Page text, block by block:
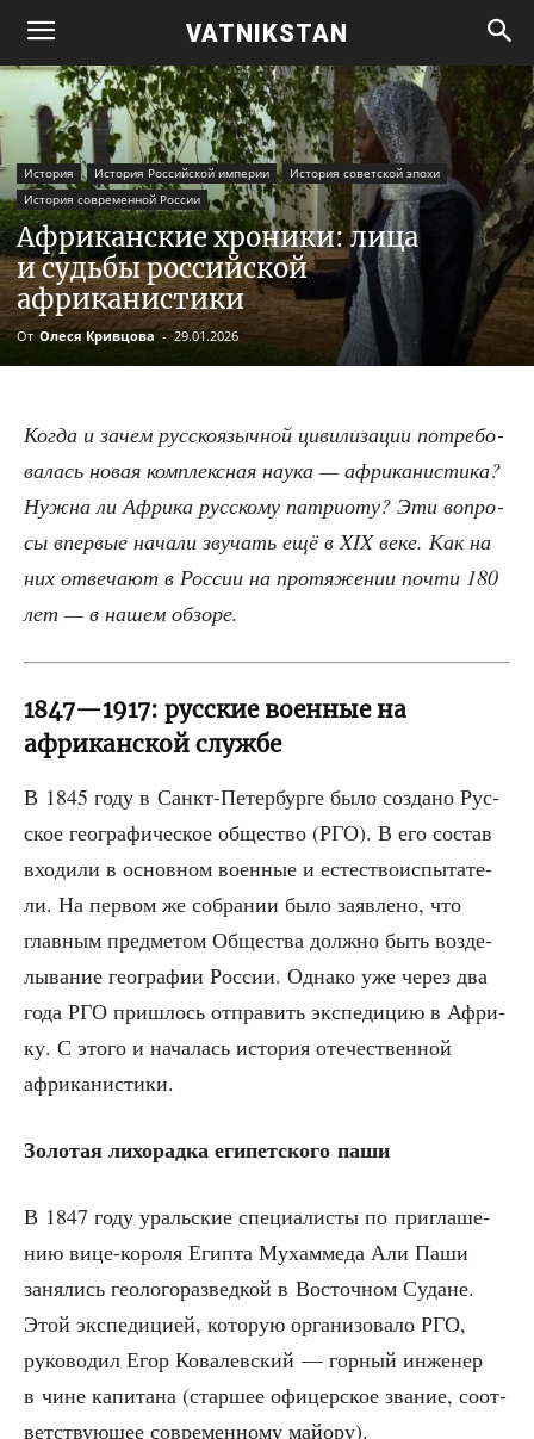
VATNIKSTAN
История История Российской империи
История советской эпохи
История современной России
Африканские хроники: лица
и судьбы российской
африканистики
От Олеся Кривцова - 29.01.2026
Когда и зачем рус­ско­языч­ной циви­ли­за­ции потре­бо­
ва­лась новая ком­плекс­ная нау­ка — афри­ка­ни­сти­ка?
Нуж­на ли Афри­ка рус­ско­му пат­ри­о­ту? Эти вопро­
сы впер­вые нача­ли зву­чать ещё в XIX веке. Как на
них отве­ча­ют в Рос­сии на про­тя­же­нии почти 180
лет — в нашем обзоре.
1847—1917: русские военные на
африканской службе
В 1845 году в Санкт-Петер­бур­ге было созда­но Рус­
ское гео­гра­фи­че­ское обще­ство (РГО). В его состав
вхо­ди­ли в основ­ном воен­ные и есте­ство­ис­пы­та­те­
ли. На пер­вом же собра­нии было заяв­ле­но, что
глав­ным пред­ме­том Обще­ства долж­но быть воз­де­
лы­ва­ние гео­гра­фии Рос­сии. Одна­ко уже через два
года РГО при­шлось отпра­вить экс­пе­ди­цию в Афри­
ку. С это­го и нача­лась исто­рия оте­че­ствен­ной
африканистики.
Золо­тая лихо­рад­ка еги­пет­ско­го паши
В 1847 году ураль­ские спе­ци­а­ли­сты по при­гла­ше­
нию вице-коро­ля Егип­та Мухам­ме­да Али Паши
заня­лись гео­ло­го­раз­вед­кой в Восточ­ном Судане.
Этой экс­пе­ди­ци­ей, кото­рую орга­ни­зо­ва­ло РГО,
руко­во­дил Егор Кова­лев­ский — гор­ный инже­нер
в чине капи­та­на (стар­шее офи­цер­ское зва­ние, соот­
вет­ству­ю­щее совре­мен­но­му майору).